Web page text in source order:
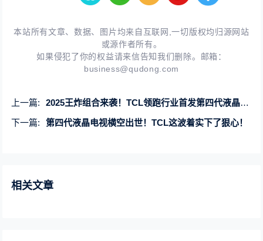
本站所有文章、数据、图片均来自互联网,一切版权均归源网站
或源作者所有。
如果侵犯了你的权益请来信告知我们删除。邮箱：
business@qudong.com
上一篇:
2025王炸组合来袭！TCL领跑行业首发第四代液晶电视Q10L系列！
下一篇:
第四代液晶电视横空出世！TCL这波着实下了狠心！
相关文章